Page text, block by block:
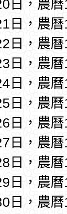
日，農
日，農
日，農
日，農
日，農
日，農
日，農
日，農
日，農
日，農
日，農